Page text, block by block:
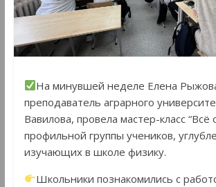
На минувшей неделе Елена
преподаватель аграрного
Вавилова, провела мастер-класс “Всё
профильной группы учеников,
изучающих в школе физику.
Школьники познакомились с